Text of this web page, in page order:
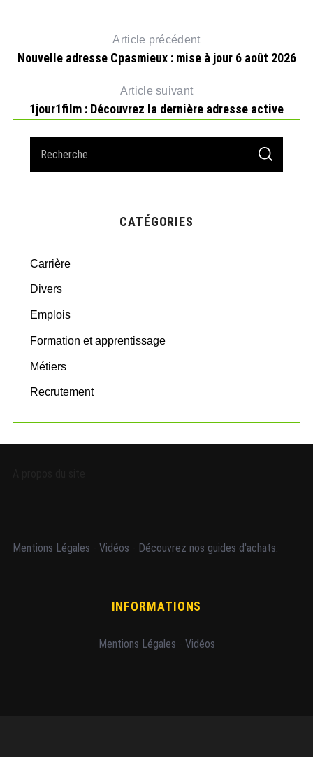
Article précédent
Nouvelle adresse Cpasmieux : mise à jour 6 août 2026
Article suivant
1jour1film : Découvrez la dernière adresse active
a
r
o
:
S
A
C
CATÉGORIES
Carrière
Divers
Emplois
Formation et apprentissage
Métiers
Recrutement
Mentions Légales Vidéos Découvrez nos guides d'achats.
INFORMATIONS
Mentions Légales Vidéos